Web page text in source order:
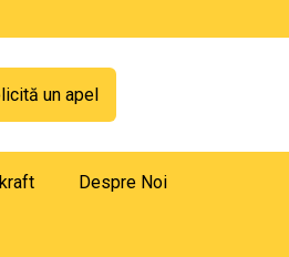
un apel
Despre Noi